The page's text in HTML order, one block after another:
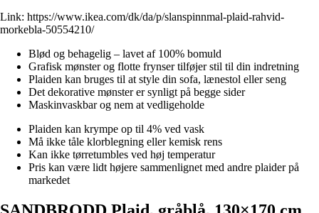
Link: https://www.ikea.com/dk/da/p/slanspinnmal-plaid-rahvid-
morkebla-50554210/
Blød og behagelig – lavet af 100% bomuld
Grafisk mønster og flotte frynser tilføjer stil til din indretning
Plaiden kan bruges til at style din sofa, lænestol eller seng
Det dekorative mønster er synligt på begge sider
Maskinvaskbar og nem at vedligeholde
Plaiden kan krympe op til 4% ved vask
Må ikke tåle klorblegning eller kemisk rens
Kan ikke tørretumbles ved høj temperatur
Pris kan være lidt højere sammenlignet med andre plaider på
markedet